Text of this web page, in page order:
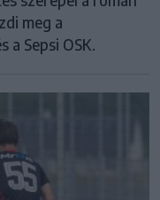
meg a
a Sepsi OSK.